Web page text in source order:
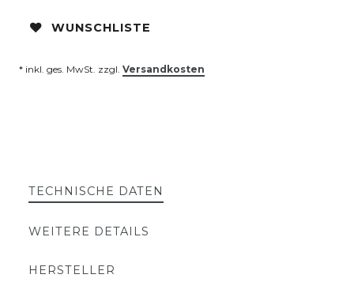
WUNSCHLISTE
* inkl. ges. MwSt. zzgl. Versandkosten
TECHNISCHE DATEN
WEITERE DETAILS
HERSTELLER